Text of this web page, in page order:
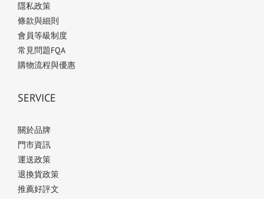
隱私政策
條款與細則
會員等級制度
常見問題FQA
購物流程與優惠
SERVICE
關於品牌
門市資訊
運送政策
退換貨政策
推薦好評文